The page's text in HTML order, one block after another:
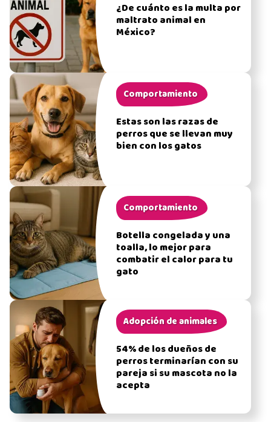
¿De cuánto es la multa por
maltrato animal en
México?
Comportamiento
Estas son las razas de
perros que se llevan muy
bien con los gatos
Comportamiento
Botella congelada y una
toalla, lo mejor para
combatir el calor para tu
gato
Adopción de animales
54% de los dueños de
perros terminarían con su
pareja si su mascota no la
acepta